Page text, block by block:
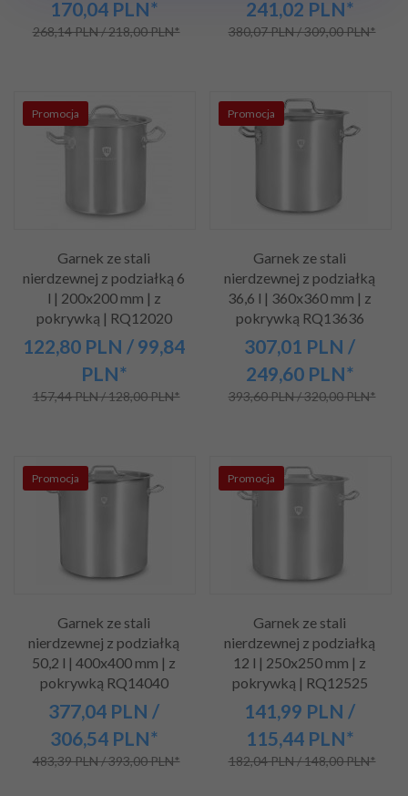
170,04 PLN*
268,14 PLN / 218,00 PLN*
241,02 PLN*
380,07 PLN / 309,00 PLN*
Promocja
Garnek ze stali
nierdzewnej z podziałką 6
l | 200x200 mm | z
pokrywką | RQ12020
122,80 PLN / 99,84
PLN*
157,44 PLN / 128,00 PLN*
Promocja
Garnek ze stali
nierdzewnej z podziałką
36,6 l | 360x360 mm | z
pokrywką RQ13636
307,01 PLN /
249,60 PLN*
393,60 PLN / 320,00 PLN*
Promocja
Garnek ze stali
nierdzewnej z podziałką
50,2 l | 400x400 mm | z
pokrywką RQ14040
377,04 PLN /
306,54 PLN*
483,39 PLN / 393,00 PLN*
Promocja
Garnek ze stali
nierdzewnej z podziałką
12 l | 250x250 mm | z
pokrywką | RQ12525
141,99 PLN /
115,44 PLN*
182,04 PLN / 148,00 PLN*